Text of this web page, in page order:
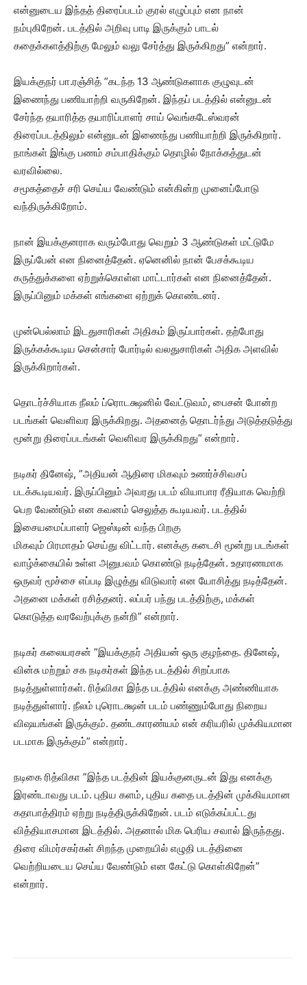
என்னுடைய இந்தத் திரைப்படம் குரல் எழுப்பும் என நான்
நம்புகிறேன். படத்தில் அறிவு பாடி இருக்கும் பாடல்
கதைக்களத்திற்கு மேலும் வலு சேர்த்து இருக்கிறது” என்றார்.
இயக்குநர் பா.ரஞ்சித் ”கடந்த 13 ஆண்டுகளாக குழுவுடன்
இணைந்து பணியாற்றி வருகிறேன். இந்தப் படத்தில் என்னுடன்
சேர்ந்த தயாரித்த தயாரிப்பாளர் சாய் வெங்கடேஸ்வரன்
திரைப்படத்திலும் என்னுடன் இணைந்து பணியாற்றி இருக்கிறார்.
நாங்கள் இங்கு பணம் சம்பாதிக்கும் தொழில் நோக்கத்துடன்
வரவில்லை.
சமூகத்தைச் சரி செய்ய வேண்டும் என்கின்ற முனைப்போடு
வந்திருக்கிறோம்.
நான் இயக்குனராக வரும்போது வெறும் 3 ஆண்டுகள் மட்டுமே
இருப்பேன் என நினைத்தேன். ஏனெனில் நான் பேசக்கூடிய
கருத்துக்களை ஏற்றுக்கொள்ள மாட்டார்கள் என நினைத்தேன்.
இருப்பினும் மக்கள் எங்களை ஏற்றுக் கொண்டனர்.
முன்பெல்லாம் இடதுசாரிகள் அதிகம் இருப்பார்கள். தற்போது
இருக்கக்கூடிய சென்சார் போர்டில் வலதுசாரிகள் அதிக அளவில்
இருக்கிறார்கள்.
தொடர்ச்சியாக நீலம் ப்ரொடக்ஷனில் வேட்டுவம், பைசன் போன்ற
படங்கள் வெளிவர இருக்கிறது. அதனைத் தொடர்ந்து அடுத்தடுத்து
மூன்று திரைப்படங்கள் வெளிவர இருக்கிறது” என்றார்.
நடிகர் தினேஷ், ”அதியன் ஆதிரை மிகவும் உணர்ச்சிவசப்
படக்கூடியவர். இருப்பினும் அவரது படம் வியாபார ரீதியாக வெற்றி
பெற வேண்டும் என கவனம் செலுத்த கூடியவர். படத்தில்
இசையமைப்பாளர் ஜெஸ்டின் வந்த பிறகு
மிகவும் பிரமாதம் செய்து விட்டார். எனக்கு கடைசி மூன்று படங்கள்
வாழ்க்கையில் உள்ள அனுபவம் கொண்டு நடித்தேன். உதாரணமாக
ஒருவர் மூச்சை எப்படி இழுத்து விடுவார் என யோசித்து நடித்தேன்.
அதனை மக்கள் ரசித்தனர். லப்பர் பந்து படத்திற்கு, மக்கள்
கொடுத்த வரவேற்புக்கு நன்றி” என்றார்.
நடிகர் கலையரசன் ”இயக்குநர் அதியன் ஒரு குழந்தை. தினேஷ்,
வின்சு மற்றும் சக நடிகர்கள் இந்த படத்தில் சிறப்பாக
நடித்துள்ளார்கள். ரித்விகா இந்த படத்தில் எனக்கு அண்ணியாக
நடித்துள்ளார். நீலம் புரொடக்ஷன் படம் பண்ணும்போது நிறைய
விஷயங்கள் இருக்கும். தண்டகாரண்யம் என் கரியரில் முக்கியமான
படமாக இருக்கும்” என்றார்.
நடிகை ரித்விகா ”இந்த படத்தின் இயக்குனருடன் இது எனக்கு
இரண்டாவது படம். புதிய களம், புதிய கதை படத்தின் முக்கியமான
கதாபாத்திரம் ஏற்று நடித்திருக்கிறேன். படம் எடுக்கப்பட்டது
வித்தியாசமான இடத்தில். அதனால் மிக பெரிய சவால் இருந்தது.
திரை விமர்சகர்கள் சிறந்த முறையில் எழுதி படத்தினை
வெற்றியடைய செய்ய வேண்டும் என கேட்டு கொள்கிறேன்”
என்றார்.